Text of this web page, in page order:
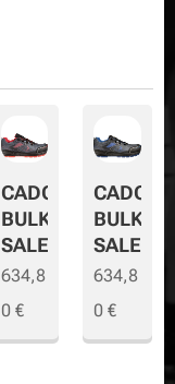
CADOR
BULK
SALE
634,8
0€
CADOR-
BULK-
SALE
634,8
0 €